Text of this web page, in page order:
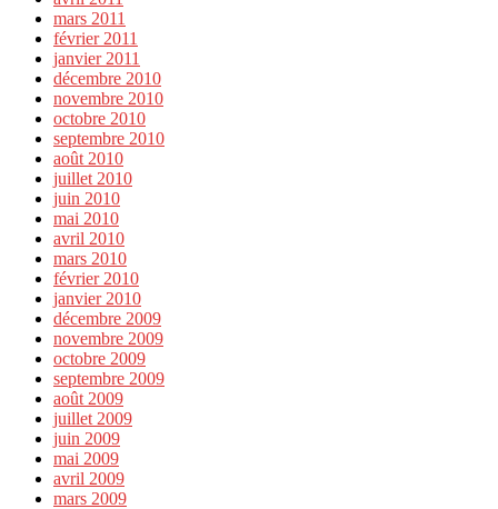
mars 2011
février 2011
janvier 2011
décembre 2010
novembre 2010
octobre 2010
septembre 2010
août 2010
juillet 2010
juin 2010
mai 2010
avril 2010
mars 2010
février 2010
janvier 2010
décembre 2009
novembre 2009
octobre 2009
septembre 2009
août 2009
juillet 2009
juin 2009
mai 2009
avril 2009
mars 2009